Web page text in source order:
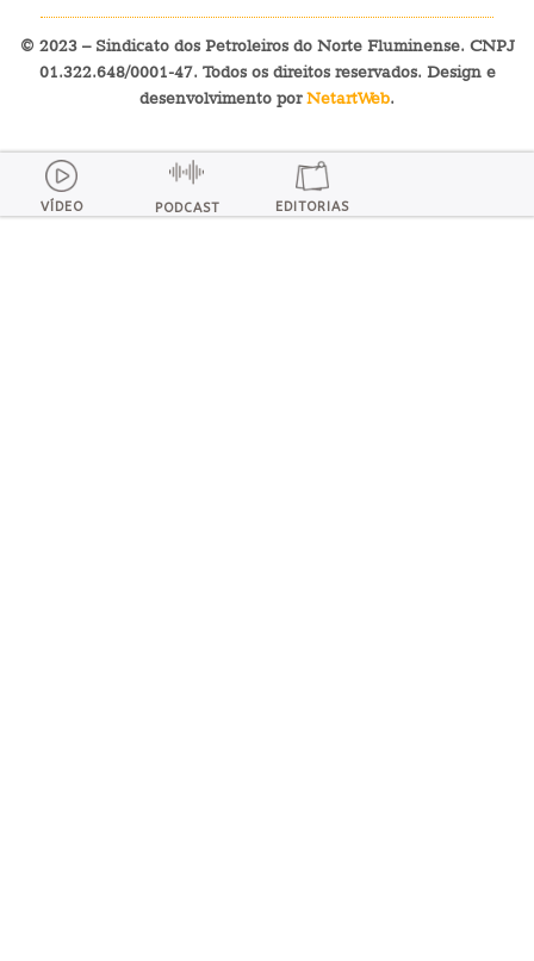
© 2023 – Sindicato dos Petroleiros do Norte Fluminense. CNPJ
01.322.648/0001-47. Todos os direitos reservados. Design e
desenvolvimento porNetartWeb.
VÍDEO PODCAST EDITORIAS